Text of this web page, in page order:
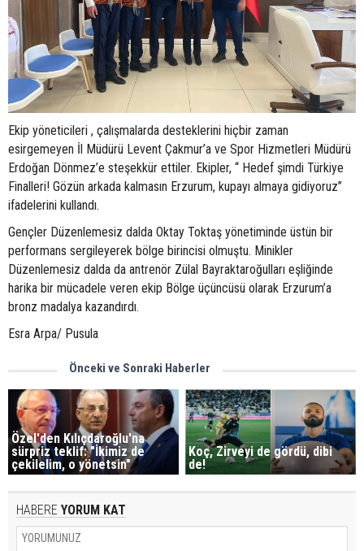
Ekip yöneticileri , çalışmalarda desteklerini hiçbir zaman
esirgemeyen İl Müdürü Levent Çakmur’a ve Spor Hizmetleri Müdürü
Erdoğan Dönmez’e steşekkür ettiler. Ekipler, “ Hedef şimdi Türkiye
Finalleri! Gözün arkada kalmasın Erzurum, kupayı almaya gidiyoruz”
ifadelerini kullandı.
Gençler Düzenlemesiz dalda Oktay Toktaş yönetiminde üstün bir
performans sergileyerek bölge birincisi olmuştu. Minikler
Düzenlemesiz dalda da antrenör Zülal Bayraktaroğulları eşliğinde
harika bir mücadele veren ekip Bölge üçüncüsü olarak Erzurum’a
bronz madalya kazandırdı.
Esra Arpa/ Pusula
Önceki ve Sonraki Haberler
Özel'den Kılıçdaroğlu'na
sürpriz teklif: "İkimiz de
çekilelim, o yönetsin"
Koç, Zirveyi de gördü, dibi
de!
HABERE YORUM KAT